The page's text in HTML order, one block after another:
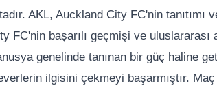
AKL, Auckland City FC'nin tanıtımı
FC'nin başarılı geçmişi ve uluslararası
genelinde tanınan bir güç haline
ilgisini çekmeyi başarmıştır.